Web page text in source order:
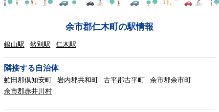
余市郡仁木町の駅情報
銀山駅 然別駅 仁木駅
隣接する自治体
虻田郡倶知安町 岩内郡共和町 古平郡古平町
余市郡余市町
余市郡赤井川村